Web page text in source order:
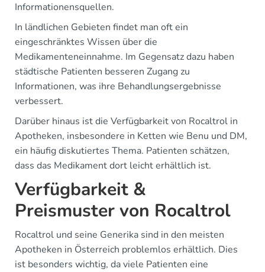
Informationensquellen.
In ländlichen Gebieten findet man oft ein
eingeschränktes Wissen über die
Medikamenteneinnahme. Im Gegensatz dazu haben
städtische Patienten besseren Zugang zu
Informationen, was ihre Behandlungsergebnisse
verbessert.
Darüber hinaus ist die Verfügbarkeit von Rocaltrol in
Apotheken, insbesondere in Ketten wie Benu und DM,
ein häufig diskutiertes Thema. Patienten schätzen,
dass das Medikament dort leicht erhältlich ist.
Verfügbarkeit &
Preismuster von Rocaltrol
Rocaltrol und seine Generika sind in den meisten
Apotheken in Österreich problemlos erhältlich. Dies
ist besonders wichtig, da viele Patienten eine